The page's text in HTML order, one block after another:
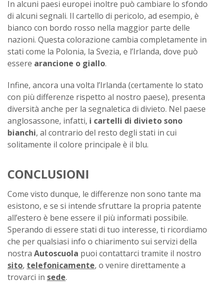
In alcuni paesi europei inoltre può cambiare lo sfondo
di alcuni segnali. Il cartello di pericolo, ad esempio, è
bianco con bordo rosso nella maggior parte delle
nazioni. Questa colorazione cambia completamente in
stati come la Polonia, la Svezia, e l’Irlanda, dove può
essere arancione o giallo.
Infine, ancora una volta l’Irlanda (certamente lo stato
con più differenze rispetto al nostro paese), presenta
diversità anche per la segnaletica di divieto. Nel paese
anglosassone, infatti, i cartelli di divieto sono
bianchi, al contrario del resto degli stati in cui
solitamente il colore principale è il blu.
CONCLUSIONI
Come visto dunque, le differenze non sono tante ma
esistono, e se si intende sfruttare la propria patente
all’estero è bene essere il più informati possibile.
Sperando di essere stati di tuo interesse, ti ricordiamo
che per qualsiasi info o chiarimento sui servizi della
nostra Autoscuola puoi contattarci tramite il nostro
sito, telefonicamente, o venire direttamente a
trovarci in sede.